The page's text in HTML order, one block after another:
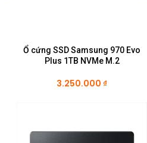
Ổ cứng SSD Samsung 970 Evo
Plus 1TB NVMe M.2
3.250.000 ₫